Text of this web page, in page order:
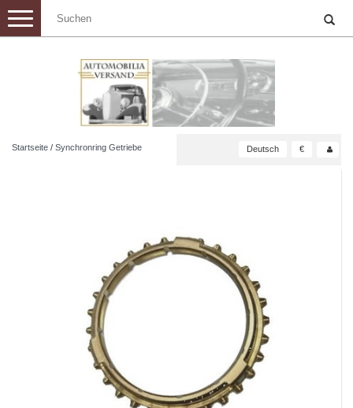
Toggle
navigation
Startseite / Synchronring Getriebe Deutsch €